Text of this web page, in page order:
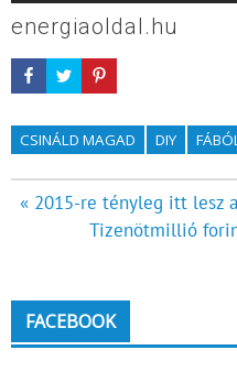
energiaoldal.hu
CSINÁLD MAGAD DIY FÁBÓL
Bejegyzés
navigáció
« 2015-re tényleg itt lesz
Tizenötmillió
FACEBOOK